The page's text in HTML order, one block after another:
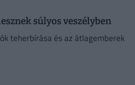
súlyos veszélyben
teherbírása és az átlagemberek